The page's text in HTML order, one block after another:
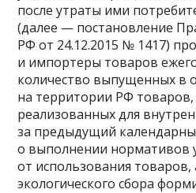
после утраты ими
(далее — постановление
РФ от 24.12.2015 № 1417)
и импортеры товаров
количество выпущенных в
на территории РФ
реализованных для
за предыдущий
о выполнении нормативов
от использования
экологического сбора